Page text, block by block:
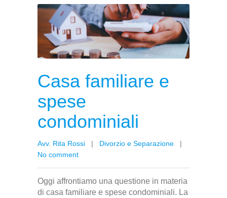
Casa familiare e
spese
condominiali
Avv. Rita Rossi | Divorzio e Separazione |
No comment
Oggi affrontiamo una questione in materia
di casa familiare e spese condominiali. La